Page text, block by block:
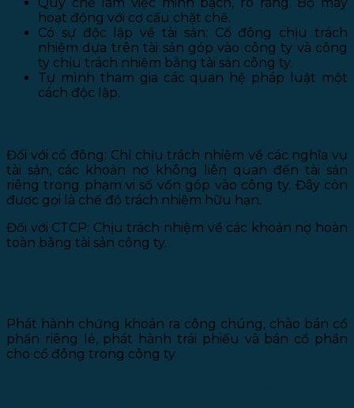
hoạt động với cơ cấu chặt chẽ.
Có sự độc lập về tài sản: Cổ đông chịu trách
nhiệm dựa trên tài sản góp vào công ty và công
ty chịu trách nhiệm bằng tài sản công ty.
Tự mình tham gia các quan hệ pháp luật một
cách độc lập.
Đối với cổ đông: Chỉ chịu trách nhiệm về các nghĩa vụ
tài sản, các khoản nợ không liên quan đến tài sản
riêng trong phạm vi số vốn góp vào công ty. Đây còn
được gọi là chế độ trách nhiệm hữu hạn.
Đối với CTCP: Chịu trách nhiệm về các khoản nợ hoàn
toàn bằng tài sản công ty.
Phát hành chứng khoán ra công chúng, chào bán cổ
phẩn riêng lẻ, phát hành trái phiếu và bán cổ phần
cho cổ đông trong công ty.